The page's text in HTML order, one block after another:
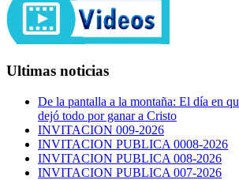
Ultimas noticias
De la pantalla a la montaña: El día en
dejó todo por ganar a Cristo
INVITACION 009-2026
INVITACION PUBLICA 0008-2026
INVITACION PUBLICA 008-2026
INVITACION PUBLICA 007-2026